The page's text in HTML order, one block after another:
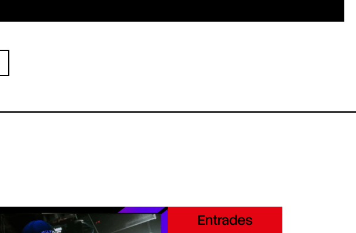
Entrades